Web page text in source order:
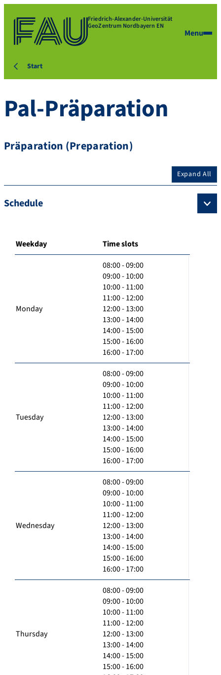
Friedrich-Alexander-Universität
GeoZentrum Nordbayern EN
Menu
Start
Pal-Präparation
Präparation (Preparation)
Expand All
Schedule
Weekday Time slots
Monday
08:00 - 09:00
09:00 - 10:00
10:00 - 11:00
11:00 - 12:00
12:00 - 13:00
13:00 - 14:00
14:00 - 15:00
15:00 - 16:00
16:00 - 17:00
Tuesday
08:00 - 09:00
09:00 - 10:00
10:00 - 11:00
11:00 - 12:00
12:00 - 13:00
13:00 - 14:00
14:00 - 15:00
15:00 - 16:00
16:00 - 17:00
Wednesday
08:00 - 09:00
09:00 - 10:00
10:00 - 11:00
11:00 - 12:00
12:00 - 13:00
13:00 - 14:00
14:00 - 15:00
15:00 - 16:00
16:00 - 17:00
Thursday
08:00 - 09:00
09:00 - 10:00
10:00 - 11:00
11:00 - 12:00
12:00 - 13:00
13:00 - 14:00
14:00 - 15:00
15:00 - 16:00